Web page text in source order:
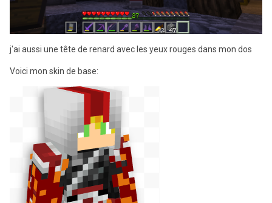
j'ai aussi une tête de renard avec les yeux rouges dans mon dos
Voici mon skin de base: